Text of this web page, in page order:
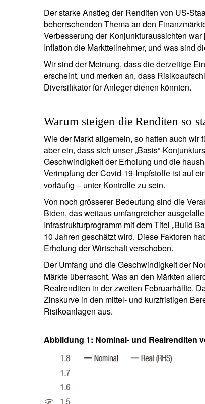
Der starke Anstieg der Renditen von US-
beherrschenden Thema an den
Verbesserung der Konjunkturaussichten
Inflation die Marktteilnehmer, und was sind
Wir sind der Meinung, dass die derzeitige
erscheint, und merken an, dass
Diversifikator für Anleger dienen könnten.
Warum steigen die Renditen so
Wie der Markt allgemein, so hatten auch wir
aber ein, dass sich unser „Basis“-
Geschwindigkeit der Erholung und die
Verimpfung der Covid-19-Impfstoffe ist auf
vorläufig – unter Kontrolle zu sein.
Von noch grösserer Bedeutung sind die
Biden, das weitaus umfangreicher
Infrastrukturprogramm mit dem Titel „Build
10 Jahren geschätzt wird. Diese Faktoren
Erholung der Wirtschaft verschoben.
Der Umfang und die Geschwindigkeit der
Märkte überrascht. Was an den Märkten
Realrenditen in der zweiten Februarhälfte.
Zinskurve in den mittel- und kurzfristigen
Risikoanlagen aus.
Abbildung 1: Nominal- und Realrenditen